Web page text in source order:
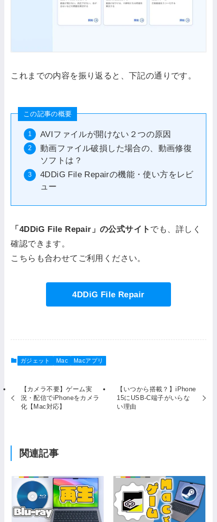
これまでの内容を振り返ると、下記の通りです。
この記事の概要
AVIファイルが開けない２つの原因
動画ファイル破損した場合の、動画修復
ソフトは？
4DDiG File Repairの機能・使い方をレビ
ュー
「4DDiG File Repair」の公式サイト でも、詳しく
確認できます。
こちらも合わせてご利用ください。
4DDiG File Repair
ガジェット Mac Macアプリ
【カメラ不要】ゲーム実
況・配信でiPhoneをカメラ
化【Mac対応】
【いつから搭載？】iPhone
15にUSB-C端子がいらな
い理由
関連記事